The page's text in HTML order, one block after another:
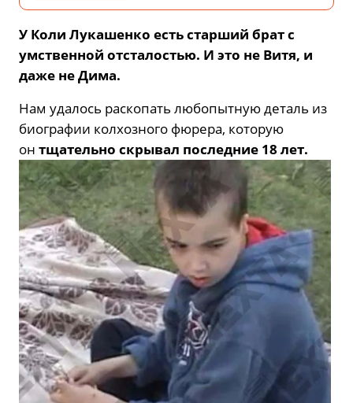
У Коли Лукашенко есть старший брат с
умственной отсталостью. И это не Витя, и
даже не Дима.
Нам удалось раскопать любопытную деталь из
биографии колхозного фюрера, которую
он тщательно скрывал последние 18 лет.